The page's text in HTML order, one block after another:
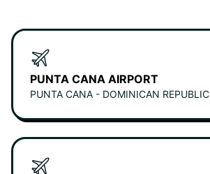
PUNTA CANA AIRPORT
PUNTA CANA - DOMINICAN REPUBLIC